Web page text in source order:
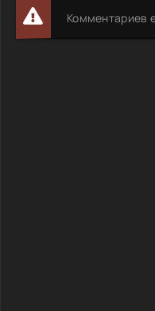
Комментариев